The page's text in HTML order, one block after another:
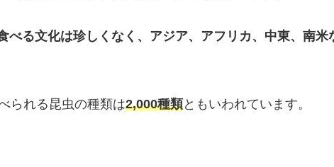
べる文化は珍しくなく、アジア、アフリカ、中東、南米
られる昆虫の種類は2,000種類ともいわれています。